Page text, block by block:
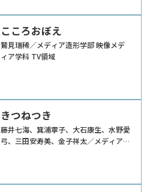
こころおぼえ
鷲見瑞稀／メディア造形学部 映像メデ
ィア学科 TV領域
きつねつき
藤井七海、箕浦寧子、大石康生、水野愛
弓、三田安寿美、金子祥太／メディア造